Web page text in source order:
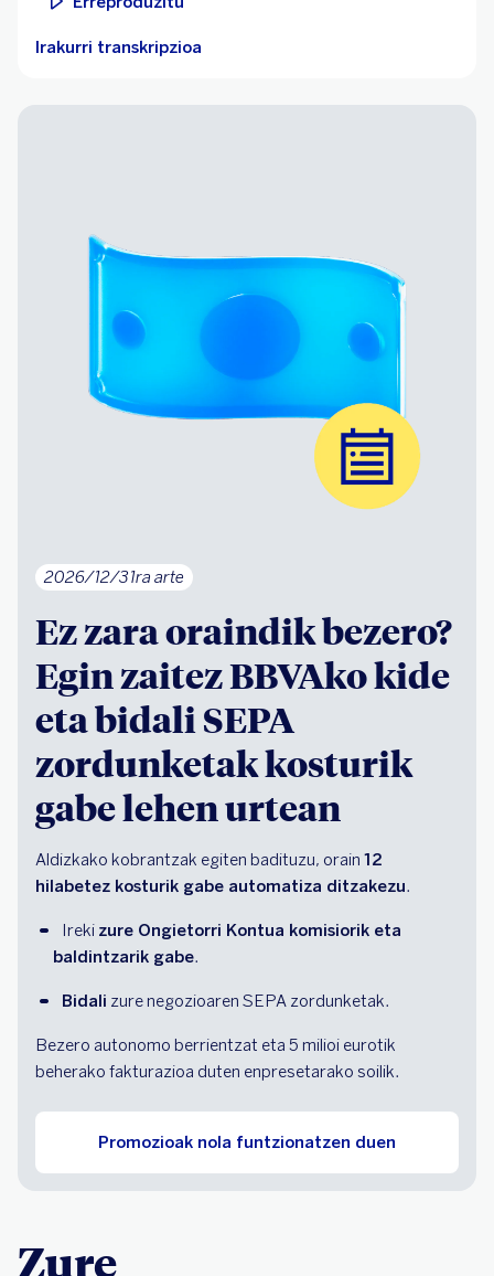
Irakurri transkripzioa
2026/12/31ra arte
Ez zara oraindik bezero?
Egin zaitez BBVAko kide
eta bidali SEPA
zordunketak kosturik
gabe lehen urtean
Aldizkako kobrantzak egiten badituzu, orain 12
hilabetez kosturik gabe automatiza ditzakezu.
Ireki zure Ongietorri Kontua komisiorik eta
baldintzarik gabe.
Bidali zure negozioaren SEPA zordunketak.
Bezero autonomo berrientzat eta 5 milioi eurotik
beherako fakturazioa duten enpresetarako soilik.
Promozioak nola funtzionatzen duen
Zure